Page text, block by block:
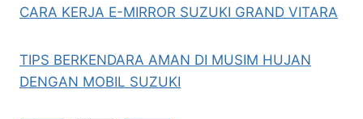
CARA KERJA E-MIRROR SUZUKI GRAND VITARA
TIPS BERKENDARA AMAN DI MUSIM HUJAN
DENGAN MOBIL SUZUKI